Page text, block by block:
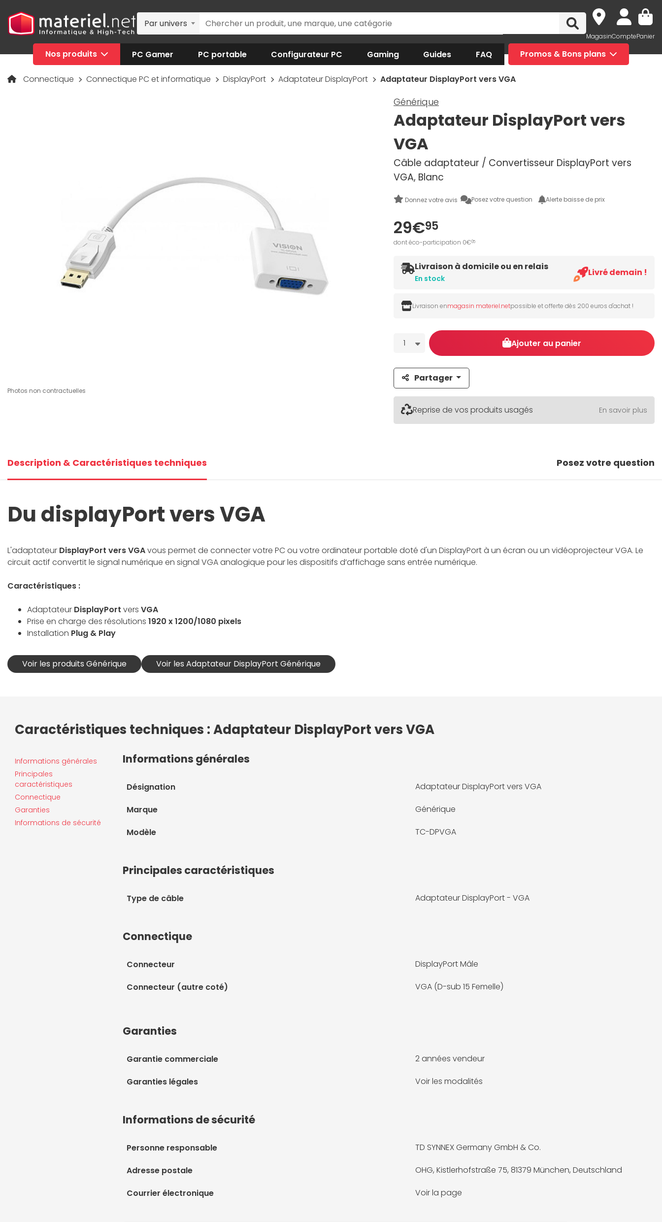
Par univers
MagasinComptePanier
Nos produits PC Gamer PC portable Configurateur PC Gaming Guides FAQ Promos & Bons plans
Connectique Connectique PC et informatique DisplayPort Adaptateur DisplayPort Adaptateur DisplayPort vers VGA
Photos non contractuelles
Générique
Adaptateur DisplayPort vers
VGA
Câble adaptateur / Convertisseur DisplayPort vers
VGA, Blanc
Donnez votre avis Posez votre question Alerte baisse de prix
29€95
dont éco-participation 0€05
Livraison à domicile ou en relais
En stock
Livré demain !
Livraison enmagasin materiel.netpossible et offerte dès 200 euros d'achat !
Quantité
1 Ajouter au panier
Partager
Reprise de vos produits usagés En savoir plus
Description & Caractéristiques techniques Posez votre question
Du displayPort vers VGA
L'adaptateur DisplayPort vers VGAvous permet de connecter votre PC ou votre ordinateur portable doté d'un DisplayPort à un écran ou un vidéoprojecteur VGA. Le
circuit actif convertit le signal numérique en signal VGA analogique pour les dispositifs d’affichage sans entrée numérique.
Caractéristiques :
Adaptateur DisplayPort vers VGA
Prise en charge des résolutions 1920 x 1200/1080 pixels
Installation Plug & Play
Voir les produits Générique Voir les Adaptateur DisplayPort Générique
Caractéristiques techniques : Adaptateur DisplayPort vers VGA
Informations générales
Principales
caractéristiques
Connectique
Garanties
Informations de sécurité
Informations générales
Désignation Adaptateur DisplayPort vers VGA
Marque Générique
Modèle TC-DPVGA
Principales caractéristiques
Type de câble Adaptateur DisplayPort - VGA
Connectique
Connecteur DisplayPort Mâle
Connecteur (autre coté) VGA (D-sub 15 Femelle)
Garanties
Garantie commerciale 2 années vendeur
Garanties légales Voir les modalités
Informations de sécurité
Personne responsable TD SYNNEX Germany GmbH & Co.
Adresse postale OHG, Kistlerhofstraße 75, 81379 München, Deutschland
Courrier électronique Voir la page